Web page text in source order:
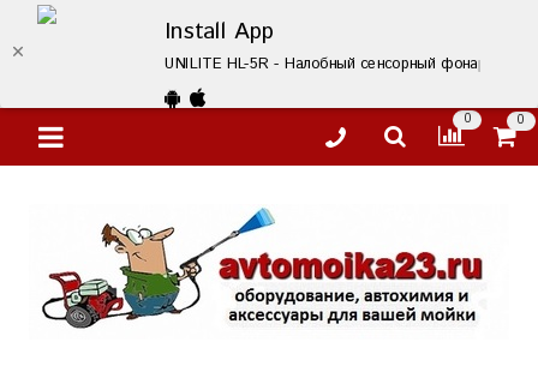
Install App
UNILITE HL-5R - Налобный сенсорный фонарь 325
0 0